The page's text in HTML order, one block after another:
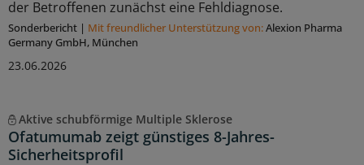
der Betroffenen zunächst eine Fehldiagnose.
Sonderbericht | Mit freundlicher Unterstützung von:Alexion Pharma
Germany GmbH, München
23.06.2026
Aktive schubförmige Multiple Sklerose
Ofatumumab zeigt günstiges 8-Jahres-
Sicherheitsprofil